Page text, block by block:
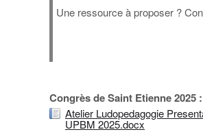
Une ressource à proposer ?
Congrès de Saint Etienne 2025
Atelier Ludopedagogie
UPBM 2025.docx